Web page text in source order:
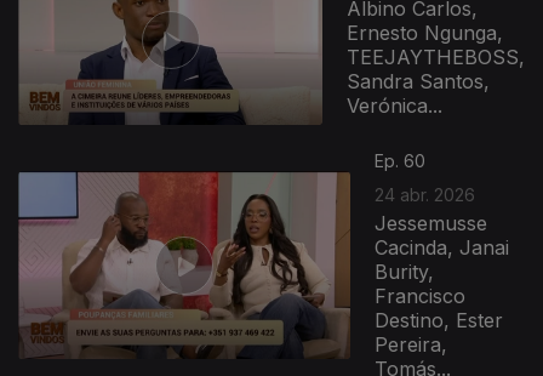
Albino Carlos,
Ernesto Ngunga,
TEEJAYTHEBOSS,
Sandra Santos,
Verónica...
Ep. 60
24 abr. 2026
Jessemusse
Cacinda, Janai
Burity,
Francisco
Destino, Ester
Pereira,
Tomás...